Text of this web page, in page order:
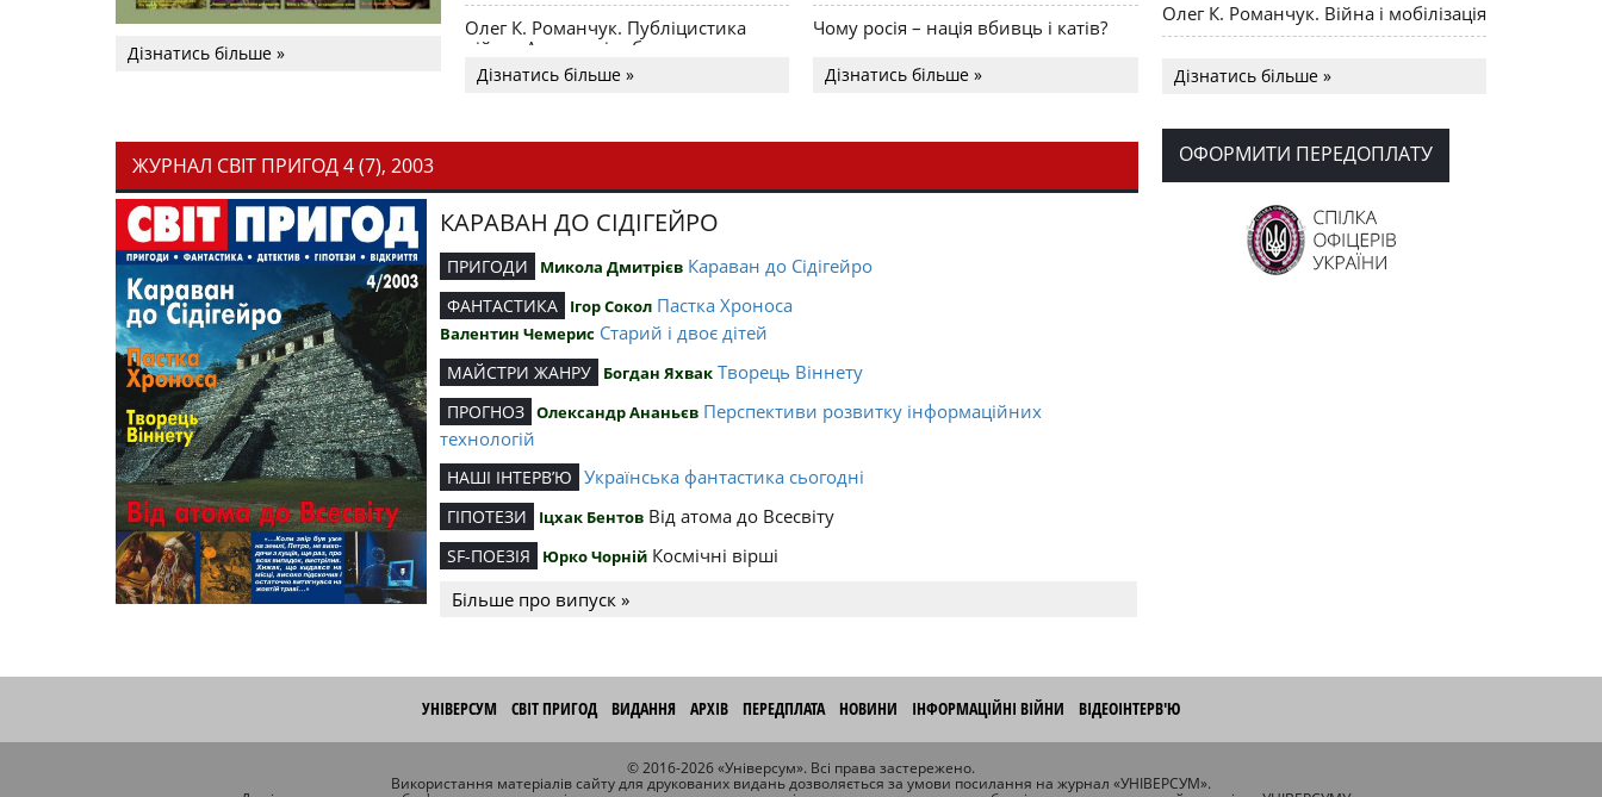
Дізнатись більше »
Олег К. Романчук. Публіцистика
війни. Акценти і табу
Дізнатись більше »
Чому росія – нація вбивць і катів?
Дізнатись більше »
Олег К. Романчук. Війна і мобілізація
долучилися до найбільшої
День Вишиванки в Норт Порті
OPUS MAGNUM Олега К. Романчука
Дізнатись більше »
ЖУРНАЛ СВІТ ПРИГОД 4 (7), 2003
КАРАВАН ДО СІДІГЕЙРО
ПРИГОДИ Микола Дмитрієв Караван до Сідігейро
ФАНТАСТИКА Ігор Сокол Пастка Хроноса
Валентин Чемерис Старий і двоє дітей
МАЙСТРИ ЖАНРУ Богдан Яхвак Творець Віннету
ПРОГНОЗ Олександр Ананьєв Перспективи розвитку інформаційних
технологій
НАШІ ІНТЕРВ’Ю Українська фантастика сьогодні
ГІПОТЕЗИ Іцхак Бентов Від атома до Всесвіту
SF-ПОЕЗІЯ Юрко Чорній Космічні вірші
Більше про випуск »
ОФОРМИТИ ПЕРЕДОПЛАТУ
УНІВЕРСУМ СВІТ ПРИГОД ВИДАННЯ АРХІВ ПЕРЕДПЛАТА НОВИНИ ІНФОРМАЦІЙНІ ВІЙНИ ВІДЕОІНТЕРВ'Ю
© 2016-2026 «Універсум». Всі права застережено.
Використання матеріалів сайту для друкованих видань дозволяється за умови посилання на журнал «УНІВЕРСУМ».